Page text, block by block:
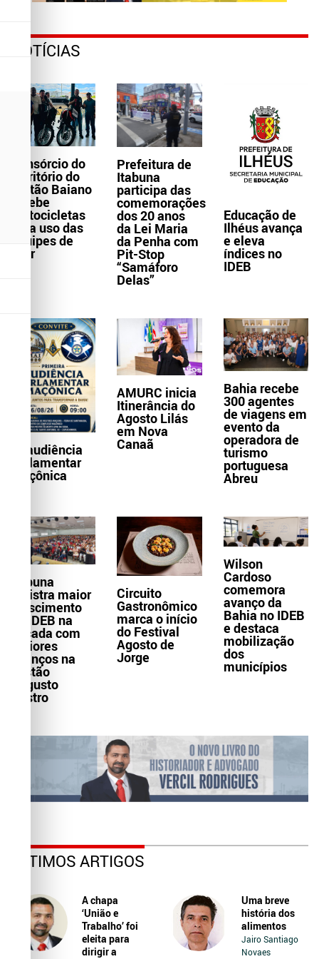
NOTÍCIAS
Consórcio do
Território do
Sertão Baiano
recebe
motocicletas
para uso das
equipes de
Ater
Prefeitura de
Itabuna
participa das
comemorações
dos 20 anos
da Lei Maria
da Penha com
Pit-Stop
“Samáforo
Delas”
Educação de
Ilhéus avança
e eleva
índices no
IDEB
1ª audiência
parlamentar
maçônica
AMURC inicia
Itinerância do
Agosto Lilás
em Nova
Canaã
Bahia recebe
300 agentes
de viagens em
evento da
operadora de
turismo
portuguesa
Abreu
Itabuna
registra maior
crescimento
do IDEB na
década com
maiores
avanços na
gestão
Augusto
Castro
Circuito
Gastronômico
marca o início
do Festival
Agosto de
Jorge
Wilson
Cardoso
comemora
avanço da
Bahia no IDEB
e destaca
mobilização
dos
municípios
ÚLTIMOS ARTIGOS
A chapa
‘União e
Trabalho’ foi
eleita para
dirigir a
Uma breve
história dos
alimentos
Jairo Santiago
Novaes